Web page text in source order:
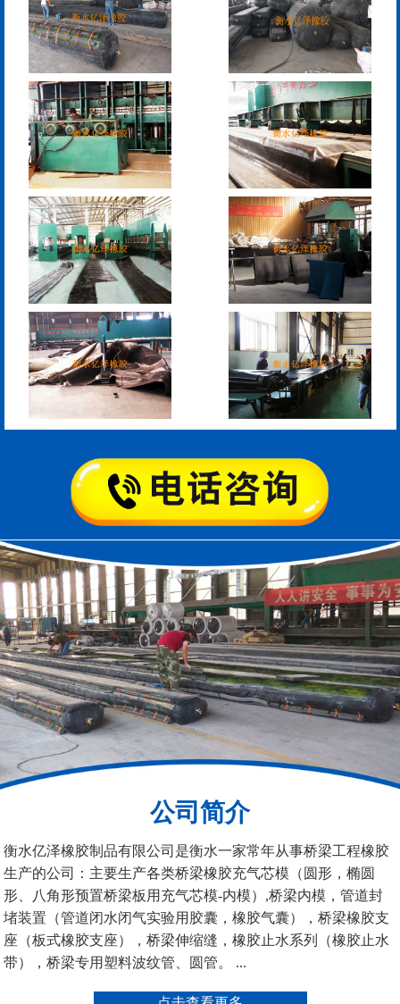
F40、60、80型桥梁伸缩
缝
E40、60、80型桥梁伸缩
缝
RG型桥梁伸缩缝
D40、60、80型桥梁伸
缩缝
模数式160、240、320伸
缩缝
SF梳型伸缩缝
L型桥梁伸缩缝 Z型桥梁伸缩缝
板式橡胶伸缩缝 C型桥梁伸缩缝
模
公司简介
衡水亿泽橡胶制品有限公司是衡水一家常年从事桥梁工程橡胶
生产的公司：主要生产各类桥梁橡胶充气芯模（圆形，椭圆
形、八角形预置桥梁板用充气芯模-内模）,桥梁内模，管道封
堵装置（管道闭水闭气实验用胶囊，橡胶气囊），桥梁橡胶支
座（板式橡胶支座），桥梁伸缩缝，橡胶止水系列（橡胶止水
带），桥梁专用塑料波纹管、圆管。 ...